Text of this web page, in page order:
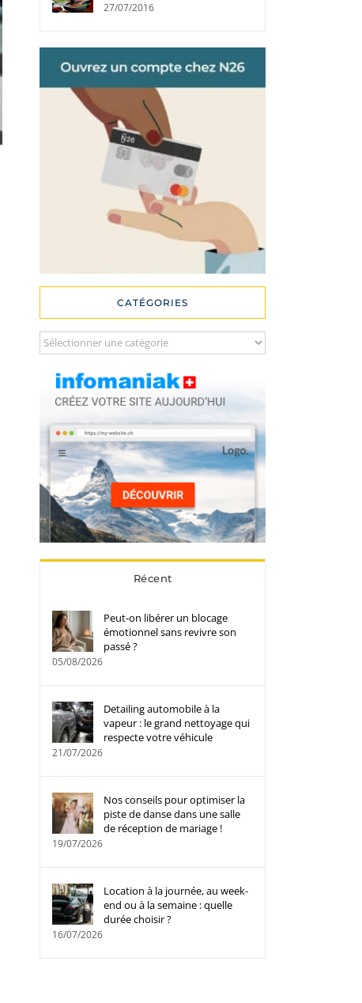
27/07/2016
CATÉGORIES
Catégories
Récent
Peut-on libérer un blocage
émotionnel sans revivre son
passé ?
05/08/2026
Detailing automobile à la
vapeur : le grand nettoyage qui
respecte votre véhicule
21/07/2026
Nos conseils pour optimiser la
piste de danse dans une salle
de réception de mariage !
19/07/2026
Location à la journée, au week-
end ou à la semaine : quelle
durée choisir ?
16/07/2026